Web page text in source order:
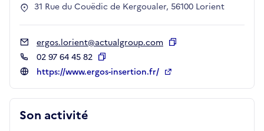
Son activité
31 Rue du Couëdic de Kergoualer, 56100 Lorient
ergos.lorient@actualgroup.com
02 97 64 45 82
Copier
https://www.ergos-insertion.fr/